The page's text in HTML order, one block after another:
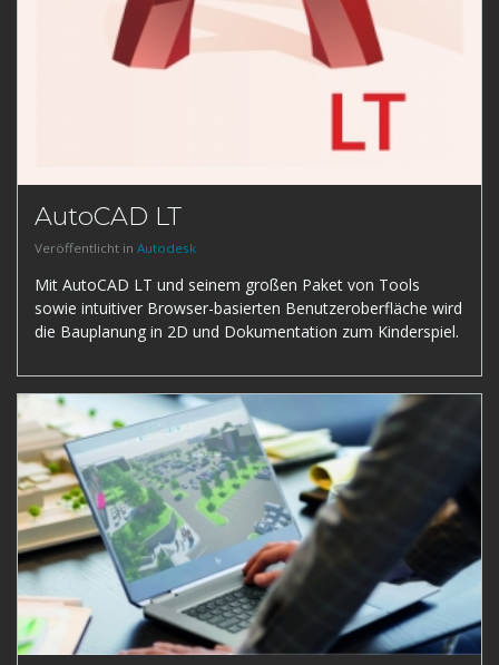
AutoCAD LT
Veröffentlicht in Autodesk
Mit AutoCAD LT und seinem großen Paket von Tools
sowie intuitiver Browser-basierten Benutzeroberfläche wird
die Bauplanung in 2D und Dokumentation zum Kinderspiel.